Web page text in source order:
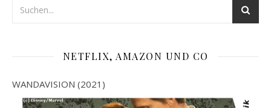
NETFLIX, AMAZON UND CO
WANDAVISION (2021)